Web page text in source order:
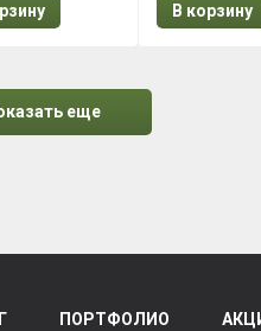
В корзину
еще
ПОРТФОЛИО